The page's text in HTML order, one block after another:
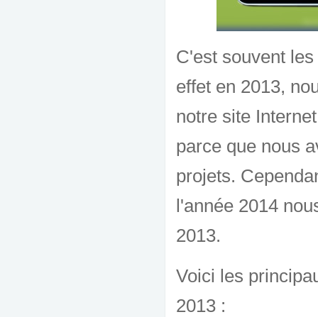
C'est souvent
effet en 2013,
notre site
parce que nous
projets.
l'année 2014
2013.
Voici les
2013 :